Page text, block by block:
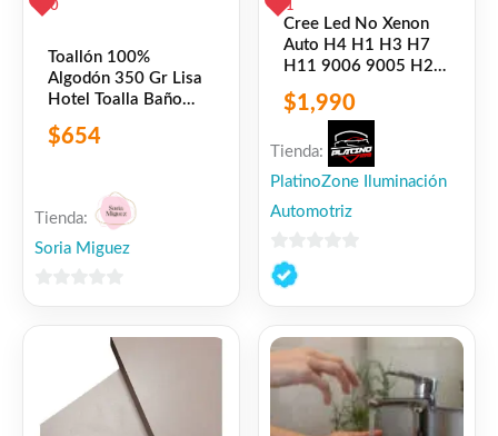
0
Toallón 100%
Algodón 350 Gr Lisa
Hotel Toalla Baño
Prisma Dr
$654
Tienda:
Soria Miguez
1
Cree Led No Xenon
Auto H4 H1 H3 H7
H11 9006 9005 H27
H16
$1,990
Tienda:
PlatinoZone Iluminación
Automotriz
0
de